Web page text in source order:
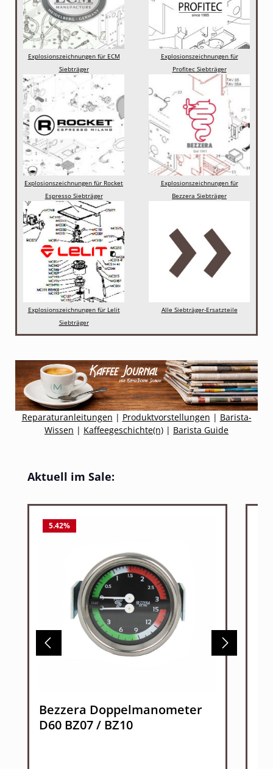
Explosionszeichnungen für ECM
Siebträger
Explosionszeichnungen für
Profitec Siebträger
Explosionszeichnungen für Rocket
Espresso Siebträger
Explosionszeichnungen für
Bezzera Siebträger
Explosionszeichnungen für Lelit
Siebträger
Alle Siebträger-Ersatzteile
Reparaturanleitungen | Produktvorstellungen | Barista-
Wissen | Kaffeegeschichte(n) | Barista Guide
Produktgalerie überspringen
Aktuell im Sale:
5.42%
Bezzera Doppelmanometer
D60 BZ07 / BZ10